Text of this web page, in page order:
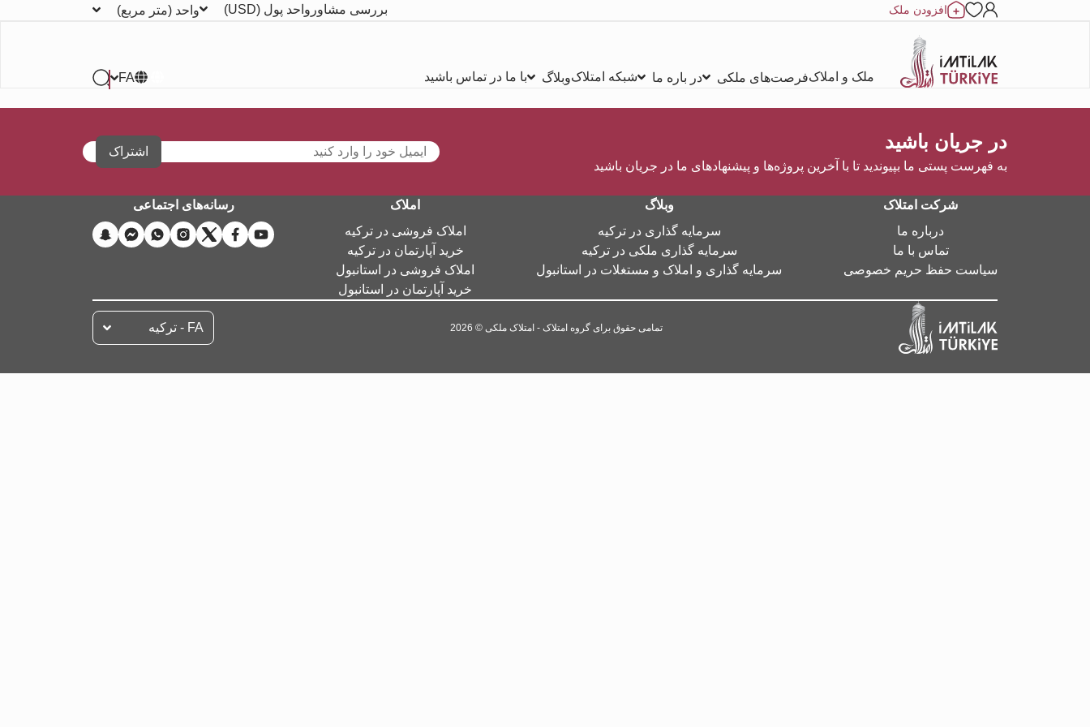
افزودن ملک بررسی مشاور واحد پول (USD) واحد (متر مربع)
ملک و املاکفرصت‌های ملکی در باره ما شبکه امتلاکوبلاگ با ما در تماس باشید FA
در جریان باشید
به فهرست پستی ما بپیوندید تا با آخرین پروژه‌ها و پیشنهادهای ما در جریان باشید
اشتراک
شرکت امتلاک
درباره ما
تماس با ما
سیاست حفظ حریم خصوصی
وبلاگ
سرمایه گذاری در ترکیه
سرمایه گذاری ملکی در ترکیه
سرمایه گذاری و املاک و مستغلات در استانبول
املاک
املاک فروشی در ترکیه
خرید آپارتمان در ترکیه
املاک فروشی در استانبول
خرید آپارتمان در استانبول
رسانه‌های اجتماعی
تمامی حقوق برای گروه امتلاک - امتلاک ملکی © 2026 FA - تركيه